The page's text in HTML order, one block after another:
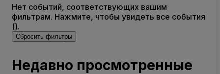
Нет событий, соответствующих вашим
фильтрам. Нажмите, чтобы увидеть все события
().
Сбросить фильтры
Недавно просмотренные